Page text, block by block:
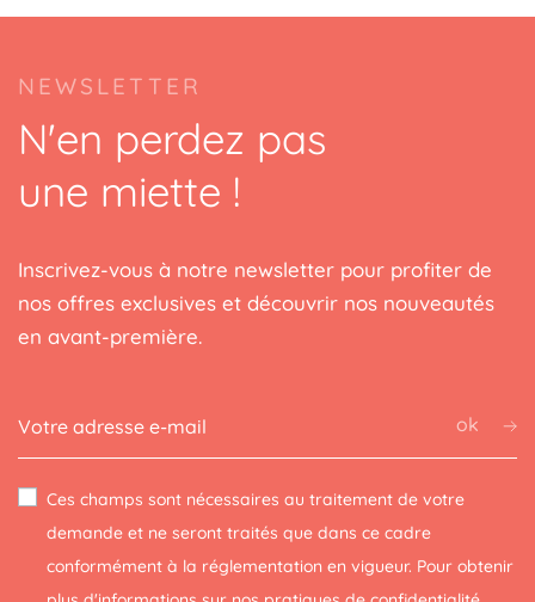
NEWSLETTER
N'en perdez pas
une miette !
Inscrivez-vous à notre newsletter pour profiter de
nos offres exclusives et découvrir nos nouveautés
en avant-première.
ok
Ces champs sont nécessaires au traitement de votre
demande et ne seront traités que dans ce cadre
conformément à la réglementation en vigueur. Pour obtenir